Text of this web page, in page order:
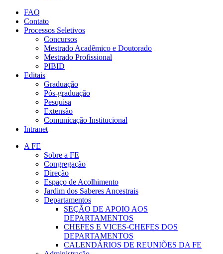
FAQ
Contato
Processos Seletivos
Concursos
Mestrado Acadêmico e Doutorado
Mestrado Profissional
PIBID
Editais
Graduação
Pós-graduação
Pesquisa
Extensão
Comunicação Institucional
Intranet
A FE
Sobre a FE
Congregação
Direção
Espaço de Acolhimento
Jardim dos Saberes Ancestrais
Departamentos
SEÇÃO DE APOIO AOS
DEPARTAMENTOS
CHEFES E VICES-CHEFES DOS
DEPARTAMENTOS
CALENDÁRIOS DE REUNIÕES DA FE